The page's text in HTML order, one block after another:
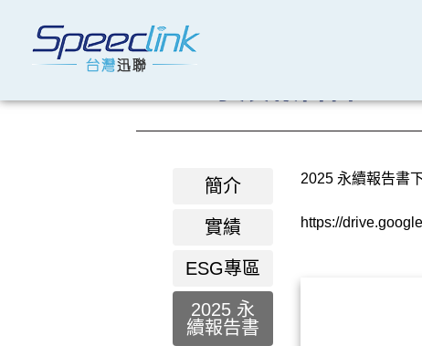
簡介
實績
ESG專區
2025 永
續報告書
2025 永續報告書
https://